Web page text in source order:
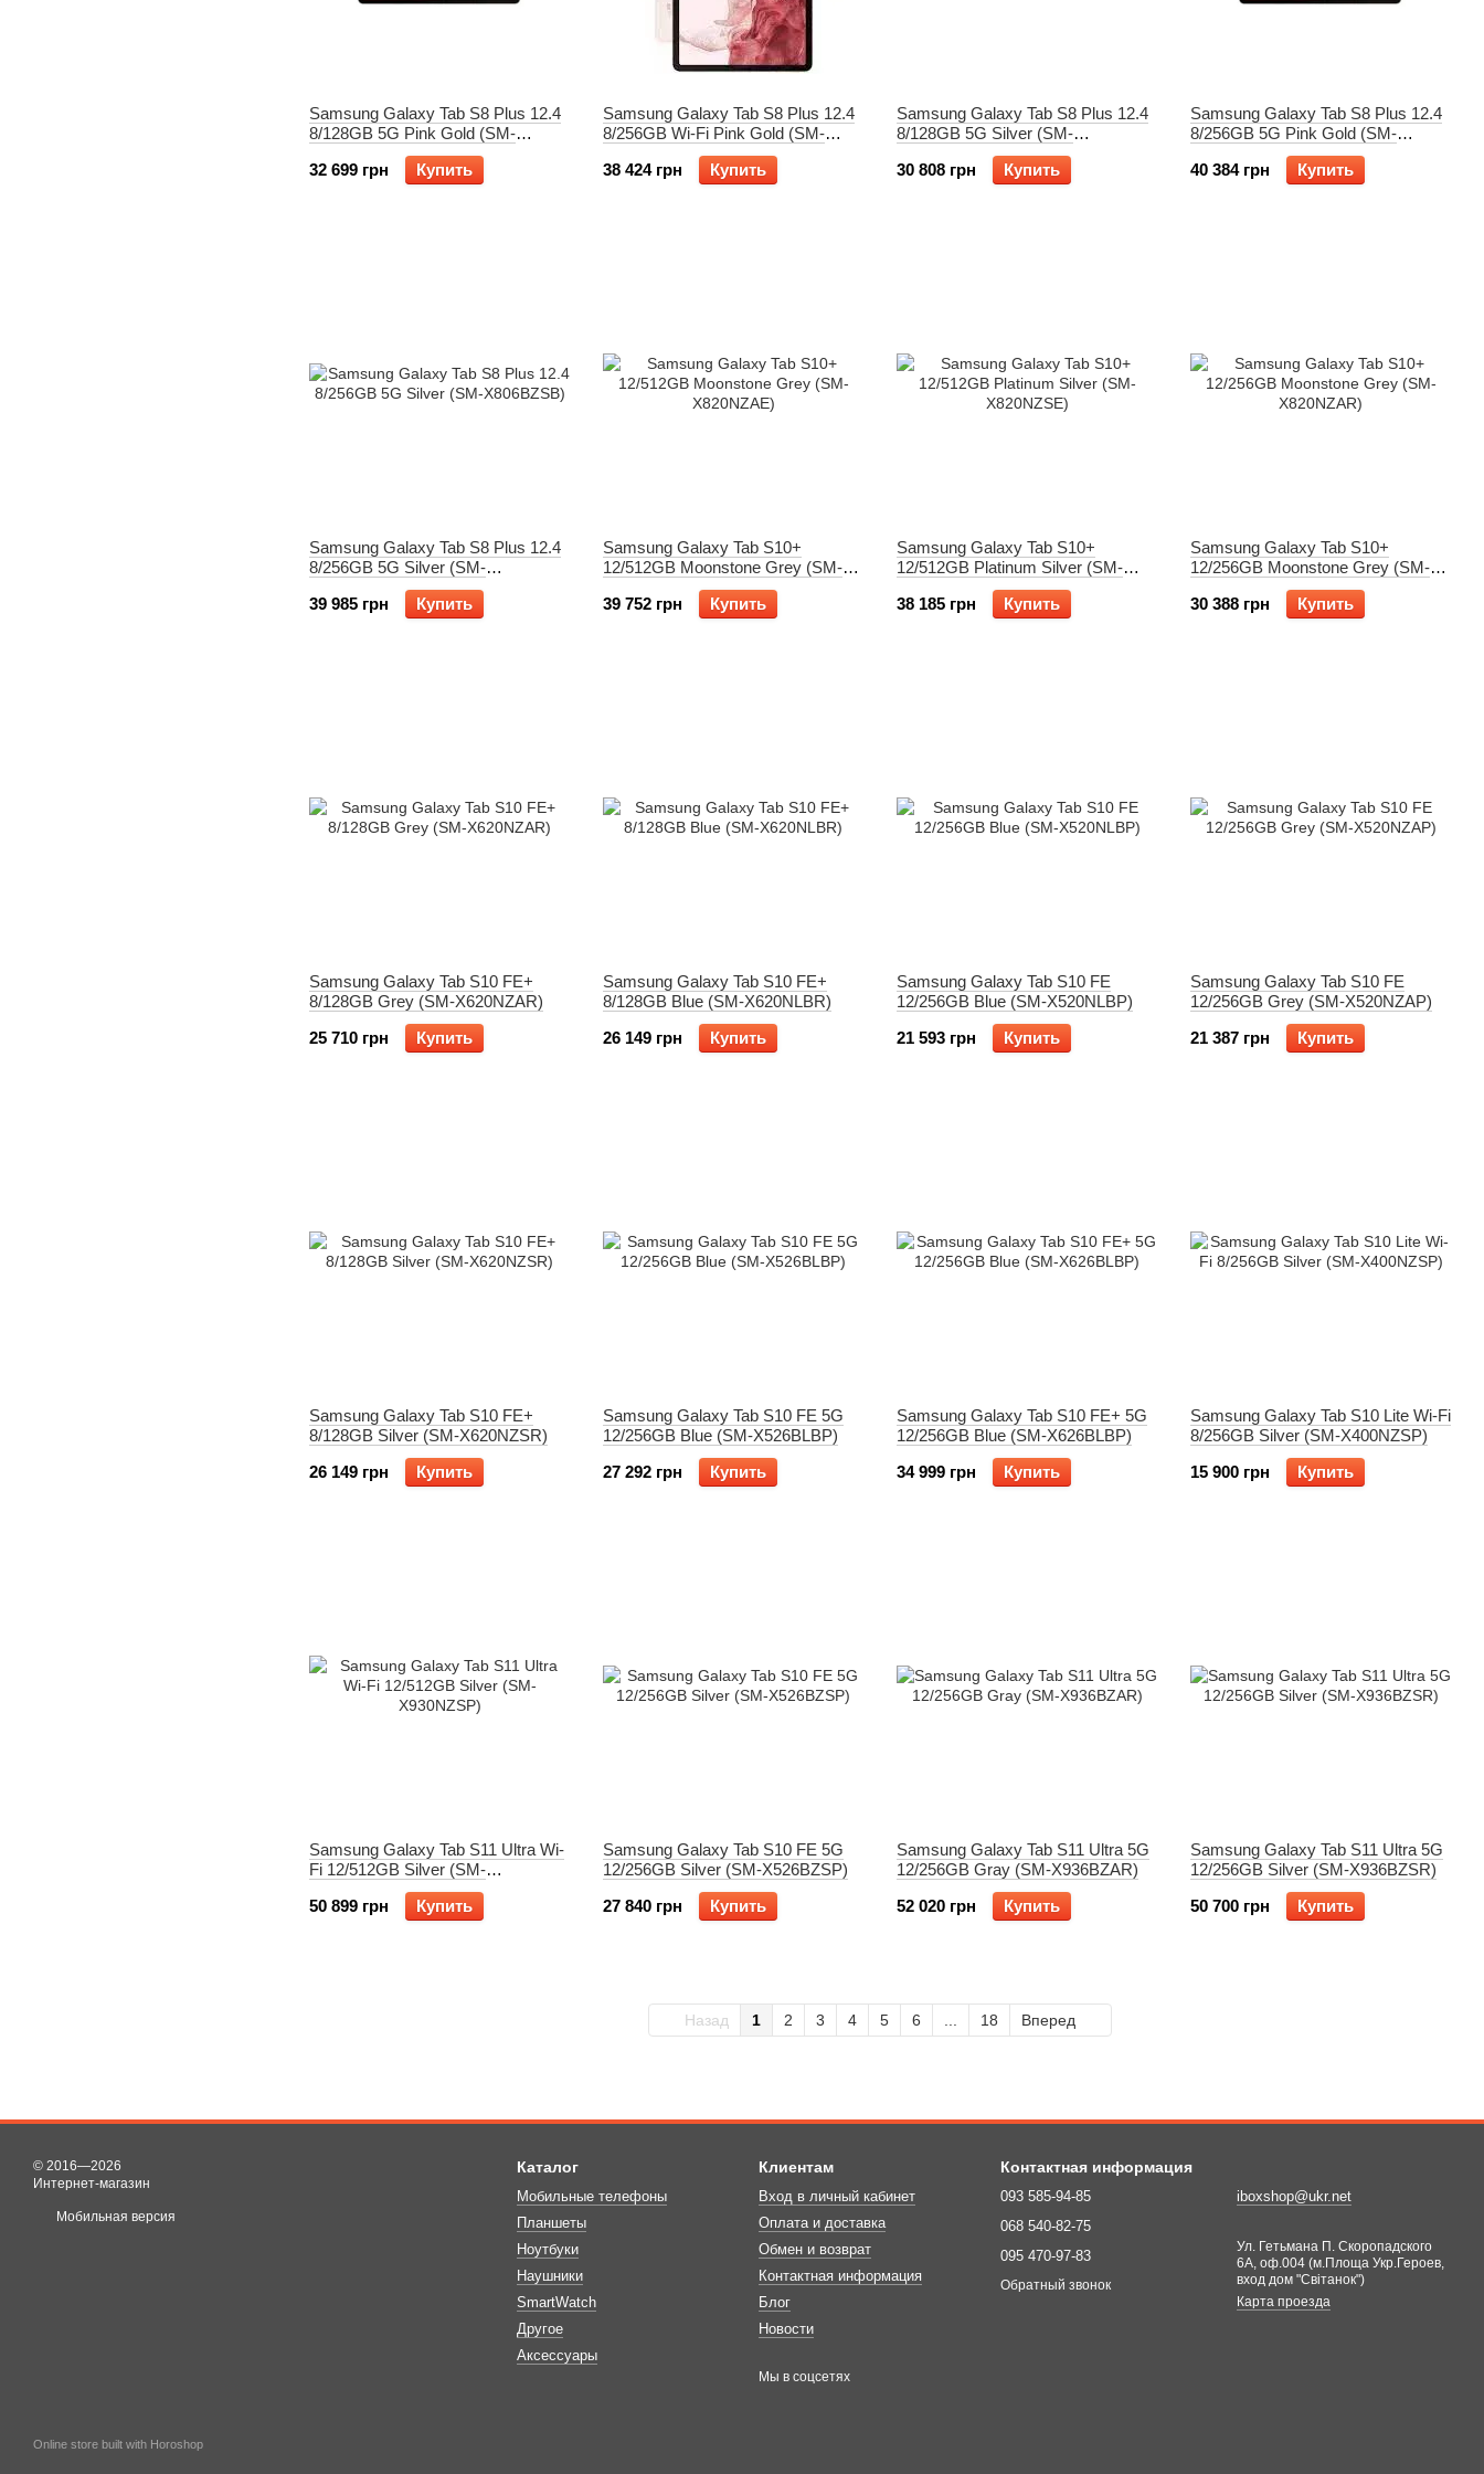
Samsung Galaxy Tab S8 Plus 12.4
8/128GB 5G Pink Gold (SM-
32 699 грн
Купить
Samsung Galaxy Tab S8 Plus 12.4
8/256GB Wi-Fi Pink Gold (SM-
38 424 грн
Купить
Samsung Galaxy Tab S8 Plus 12.4
8/128GB 5G Silver (SM-
30 808 грн
Купить
Samsung Galaxy Tab S8 Plus 12.4
8/256GB 5G Pink Gold (SM-
40 384 грн
Купить
Samsung Galaxy Tab S8 Plus 12.4
8/256GB 5G Silver (SM-
39 985 грн
Купить
Samsung Galaxy Tab S10+
12/512GB Moonstone Grey (SM-
39 752 грн
Купить
Samsung Galaxy Tab S10+
12/512GB Platinum Silver (SM-
38 185 грн
Купить
Samsung Galaxy Tab S10+
12/256GB Moonstone Grey (SM-
30 388 грн
Купить
Samsung Galaxy Tab S10 FE+
8/128GB Grey (SM-X620NZAR)
25 710 грн
Купить
Samsung Galaxy Tab S10 FE+
8/128GB Blue (SM-X620NLBR)
26 149 грн
Купить
Samsung Galaxy Tab S10 FE
12/256GB Blue (SM-X520NLBP)
21 593 грн
Купить
Samsung Galaxy Tab S10 FE
12/256GB Grey (SM-X520NZAP)
21 387 грн
Купить
Samsung Galaxy Tab S10 FE+
8/128GB Silver (SM-X620NZSR)
26 149 грн
Купить
Samsung Galaxy Tab S10 FE 5G
12/256GB Blue (SM-X526BLBP)
27 292 грн
Купить
Samsung Galaxy Tab S10 FE+ 5G
12/256GB Blue (SM-X626BLBP)
34 999 грн
Купить
Samsung Galaxy Tab S10 Lite Wi-Fi
8/256GB Silver (SM-X400NZSP)
15 900 грн
Купить
Samsung Galaxy Tab S11 Ultra Wi-
Fi 12/512GB Silver (SM-
50 899 грн
Купить
Samsung Galaxy Tab S10 FE 5G
12/256GB Silver (SM-X526BZSP)
27 840 грн
Купить
Samsung Galaxy Tab S11 Ultra 5G
12/256GB Gray (SM-X936BZAR)
52 020 грн
Купить
Samsung Galaxy Tab S11 Ultra 5G
12/256GB Silver (SM-X936BZSR)
50 700 грн
Купить
Назад 1 2 3 4 5 6 18 Вперед
© 2016—2026
Интернет-магазин
Мобильная версия
Online store built with Horoshop
Каталог
Мобильные телефоны
Планшеты
Ноутбуки
Наушники
SmartWatch
Другое
Аксессуары
Клиентам
Вход в личный кабинет
Оплата и доставка
Обмен и возврат
Контактная информация
Блог
Новости
Мы в соцсетях
Контактная информация
093 585-94-85
068 540-82-75
095 470-97-83
Обратный звонок
iboxshop@ukr.net
Ул. Гетьмана П. Скоропадского
6А, оф.004 (м.Площа Укр.Героев,
вход дом "Світанок")
Карта проезда